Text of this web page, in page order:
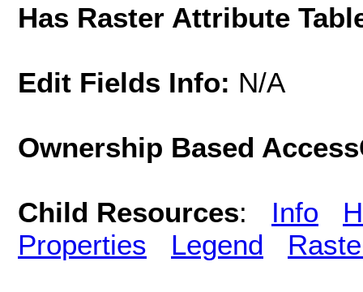
Has Raster Attribute
Edit Fields Info: N/A
Ownership Based
Child Resources: Info
Properties
Legend